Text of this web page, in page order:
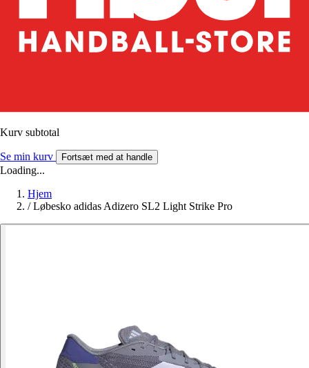
Kurv subtotal
Se min kurv Fortsæt med at handle
Loading...
Hjem
/ Løbesko adidas Adizero SL2 Light Strike Pro